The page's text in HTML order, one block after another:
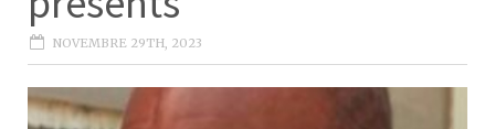
NOVEMBRE 29TH, 2023